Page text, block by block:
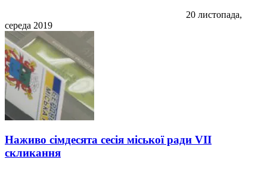
20 листопада,
середа 2019
Наживо сімдесята сесія міської ради VIІ
скликання